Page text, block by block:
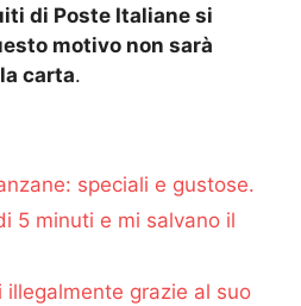
di Poste Italiane si
motivo non sarà
carta.
speciali e gustose.
5 minuti e mi salvano il
grazie al suo